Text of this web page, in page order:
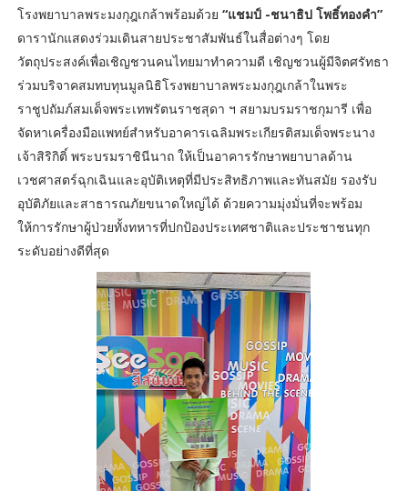
โรงพยาบาลพระมงกุฎเกล้าพร้อมด้วย “แชมป์ -ชนาธิป โพธิ์ทองคำ”
ดารานักแสดงร่วมเดินสายประชาสัมพันธ์ในสื่อต่างๆ โดย
วัตถุประสงค์เพื่อเชิญชวนคนไทยมาทำความดี เชิญชวนผู้มีจิตศรัทธา
ร่วมบริจาคสมทบทุนมูลนิธิโรงพยาบาลพระมงกุฎเกล้าในพระ
ราชูปถัมภ์สมเด็จพระเทพรัตนราชสุดา ฯ สยามบรมราชกุมารี เพื่อ
จัดหาเครื่องมือแพทย์สำหรับอาคารเฉลิมพระเกียรติสมเด็จพระนาง
เจ้าสิริกิติ์ พระบรมราชินีนาถ ให้เป็นอาคารรักษาพยาบาลด้าน
เวชศาสตร์ฉุกเฉินและอุบัติเหตุที่มีประสิทธิภาพและทันสมัย รองรับ
อุบัติภัยและสาธารณภัยขนาดใหญ่ได้ ด้วยความมุ่งมั่นที่จะพร้อม
ให้การรักษาผู้ป่วยทั้งทหารที่ปกป้องประเทศชาติและประชาชนทุก
ระดับอย่างดีที่สุด